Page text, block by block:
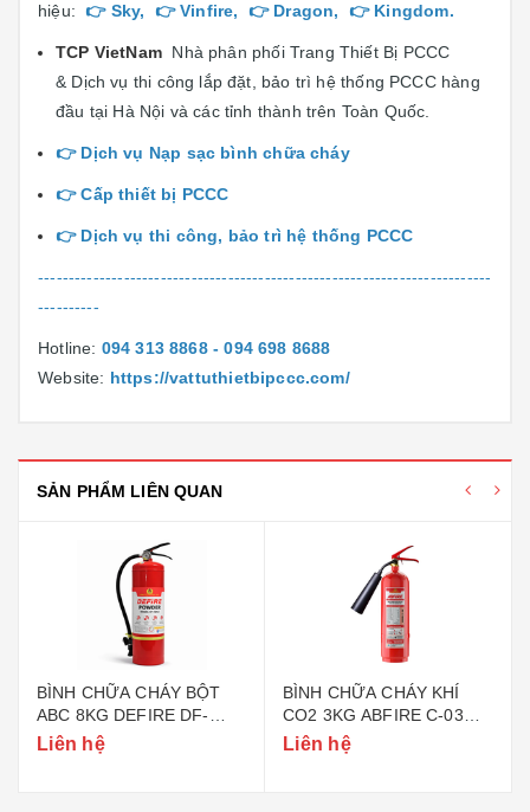
hiệu:👉 Sky, 👉Vinfire, 👉 Dragon, 👉 Kingdom.
TCP VietNam Nhà phân phối Trang Thiết Bị PCCC
& Dịch vụ thi công lắp đặt, bảo trì hệ thống PCCC hàng
đầu tại Hà Nội và các tỉnh thành trên Toàn Quốc.
👉 Dịch vụ Nạp sạc bình chữa cháy
👉Cấp thiết bị PCCC
👉 Dịch vụ thi công, bảo trì hệ thống PCCC
--------------------------------------------------------------------------
----------
Hotline: 094 313 8868 - 094 698 8688
Website: https://vattuthietbipccc.com/
SẢN PHẨM LIÊN QUAN
BÌNH CHỮA CHÁY BỘT
ABC 8KG DEFIRE DF-
ABC8 (BỘ CÔNG AN)
Liên hệ
BÌNH CHỮA CHÁY KHÍ
CO2 3KG ABFIRE C-03
(TEM BỘ CÔNG AN)
Liên hệ